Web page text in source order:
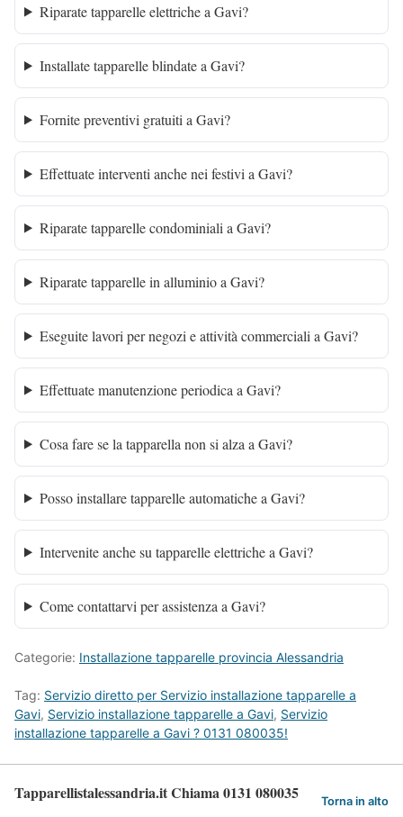
Riparate tapparelle elettriche a Gavi?
Installate tapparelle blindate a Gavi?
Fornite preventivi gratuiti a Gavi?
Effettuate interventi anche nei festivi a Gavi?
Riparate tapparelle condominiali a Gavi?
Riparate tapparelle in alluminio a Gavi?
Eseguite lavori per negozi e attività commerciali a Gavi?
Effettuate manutenzione periodica a Gavi?
Cosa fare se la tapparella non si alza a Gavi?
Posso installare tapparelle automatiche a Gavi?
Intervenite anche su tapparelle elettriche a Gavi?
Come contattarvi per assistenza a Gavi?
Categorie: Installazione tapparelle provincia Alessandria
Tag: Servizio diretto per Servizio installazione tapparelle a
Gavi, Servizio installazione tapparelle a Gavi, Servizio
installazione tapparelle a Gavi ? 0131 080035!
Tapparellistalessandria.it Chiama 0131 080035 Torna in alto